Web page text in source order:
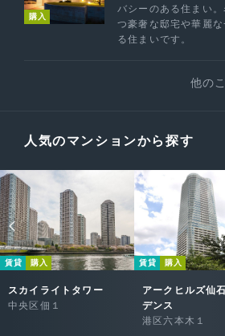
購入
バシーのある住まい
つ豪奢な邸宅や華麗
る住まいです。
他の
人気のマンションから探す
賃貸 購入
スカイライトタワー
中央区佃１
賃貸 購入
アークヒルズ仙
デンス
港区六本木１